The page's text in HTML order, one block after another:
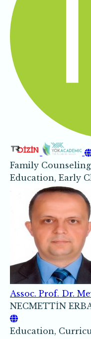
Family
Education, Early
Assoc. Prof. Dr.
NECMETTİN
Education,